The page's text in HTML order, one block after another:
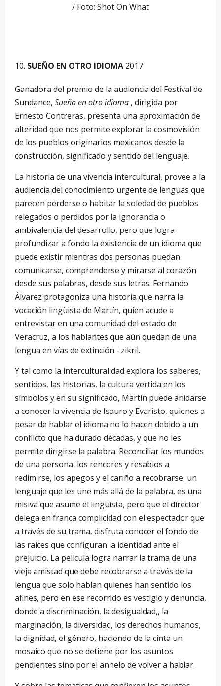
/ Foto: Shot On What
SUEÑO EN OTRO IDIOMA 2017
Ganadora del premio de la audiencia del Festival de
Sundance, Sueño en otro idioma , dirigida por
Ernesto Contreras, presenta una aproximación de
alteridad que nos permite explorar la cosmovisión
de los pueblos originarios mexicanos desde la
construcción, significado y sentido del lenguaje.
La historia de una vivencia intercultural, provee a la
audiencia del conocimiento urgente de lenguas que
parecen perderse o habitar la soledad de pueblos
relegados o perdidos por la ignorancia o
ambivalencia del desarrollo, pero que logra
profundizar a fondo la existencia de un idioma que
puede existir mientras dos personas puedan
comunicarse, comprenderse y mirarse al corazón
desde sus palabras, desde sus letras. Fernando
Álvarez protagoniza una historia que narra la
vocación lingüista de Martín, quien acude a
entrevistar en una comunidad del estado de
Veracruz, a los hablantes que aún quedan de una
lengua en vías de extinción –zikril.
Y tal como la interculturalidad explora los saberes,
sentidos, las historias, la cultura vertida en los
símbolos y en su significado, Martín puede anidarse
a conocer la vivencia de Isauro y Evaristo, quienes a
pesar de hablar el idioma no lo hacen debido a un
conflicto que ha durado décadas, y que no les
permite dirigirse la palabra. Reconciliar los mundos
de una persona, los rencores y resabios a
redimirse, los apegos y el cariño a recobrarse, un
lenguaje que les une más allá de la palabra, es una
misiva que asume el lingüista, pero que el director
delega en franca complicidad con el espectador que
a través de su trama, disfruta conocer el fondo de
las raíces que configuran la identidad ante el
prejuicio. La película logra narrar la trama de una
vieja amistad que debe recobrarse a través de la
lengua que solo hablan quienes han sentido los
afines, pero en ese recorrido es vestigio y denuncia,
donde a discriminación, la desigualdad,, la
marginación, la diversidad, los derechos humanos,
la dignidad, el género, haciendo de la cinta un
mosaico que no se detiene por los asuntos
pendientes sino por el anhelo de volver a hablar.